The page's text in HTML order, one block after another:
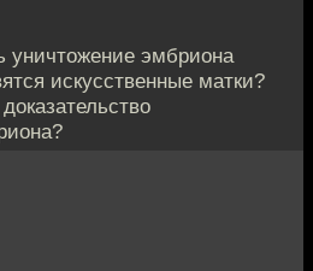
уничтожение эмбриона
искусственные матки?